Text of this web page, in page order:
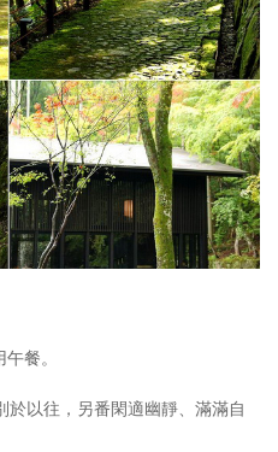
餐。
以往，另番閑適幽靜、滿滿自